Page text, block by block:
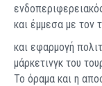
και έμμεσα με τον
και εφαρμογή
μάρκετινγκ του
Το όραμα και η